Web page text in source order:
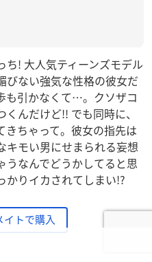
! 大人気ティーンズモデル
びない強気な性格の彼女だ
も引かなくて…。クソザコ
んだけど!! でも同時に、
きちゃって。彼女の指先は
キモい男にせまられる妄想
うなんでどうかしてると思
かりイカされてしまい!?
イトで購入